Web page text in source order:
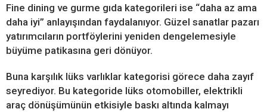
Fine dining ve gurme gıda kategorileri ise “daha az ama
daha iyi” anlayışından faydalanıyor. Güzel sanatlar pazarı
yatırımcıların portföylerini yeniden dengelemesiyle
büyüme patikasına geri dönüyor.
Buna karşılık lüks varlıklar kategorisi görece daha zayıf
seyrediyor. Bu kategoride lüks otomobiller, elektrikli
araç dönüşümünün etkisiyle baskı altında kalmayı